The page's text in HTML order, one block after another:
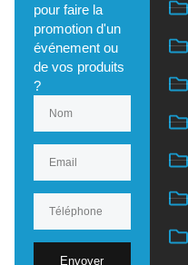
pour faire la
promotion d'un
événement ou
de vos produits
?
Envoyer